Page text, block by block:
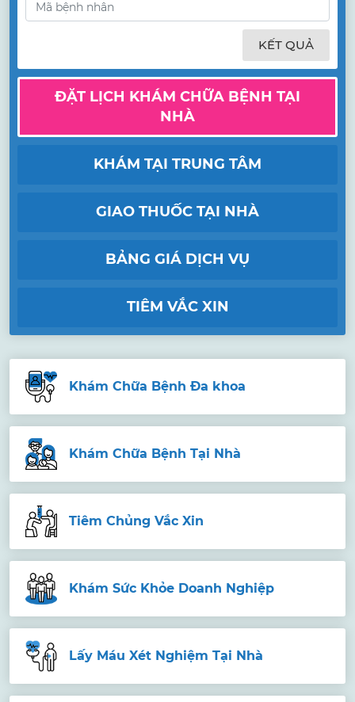
KẾT QUẢ
ĐẶT LỊCH KHÁM CHỮA BỆNH TẠI
NHÀ
KHÁM TẠI TRUNG TÂM
GIAO THUỐC TẠI NHÀ
BẢNG GIÁ DỊCH VỤ
TIÊM VẮC XIN
Khám Chữa Bệnh Đa khoa
Khám Chữa Bệnh Tại Nhà
Tiêm Chủng Vắc Xin
Khám Sức Khỏe Doanh Nghiệp
Lấy Máu Xét Nghiệm Tại Nhà